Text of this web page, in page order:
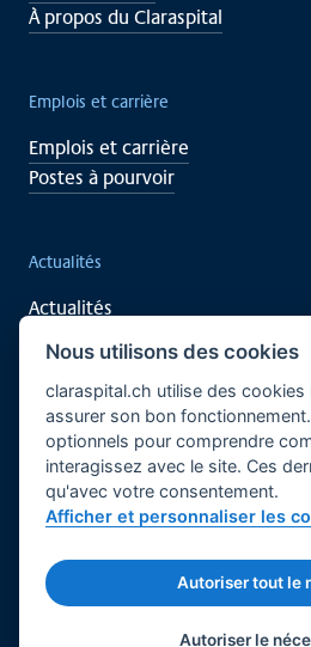
À propos du Claraspital
Emplois et carrière
Emplois et carrière
Postes à pourvoir
Actualités
Actualités
Événements
Soutenez vous aussi
Recherche clinique
Centre de rencontre CURA
Bases légales
Mentions légales
© 2026 Claraspital - Tous droits
Nous utilisons des cookies
claraspital.ch utilise des cookies
assurer son bon
optionnels pour comprendre
interagissez avec le site. Ces
qu'avec votre consentement.
Afficher et personnaliser les
Autoriser tout le
Autoriser le